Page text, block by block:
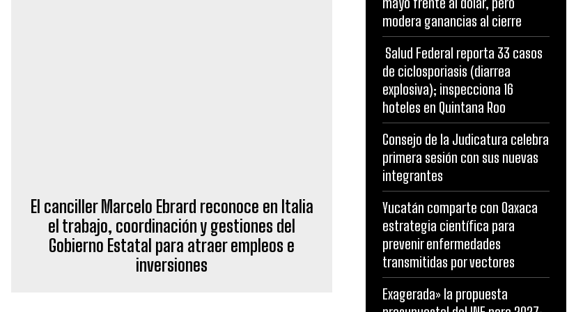
modera ganancias al cierre
Salud Federal reporta 33 casos
de ciclosporiasis (diarrea
explosiva); inspecciona 16
hoteles en Quintana Roo
Consejo de la Judicatura celebra
primera sesión con sus nuevas
integrantes
Yucatán comparte con Oaxaca
estrategia científica para
prevenir enfermedades
transmitidas por vectores
Exagerada» la propuesta